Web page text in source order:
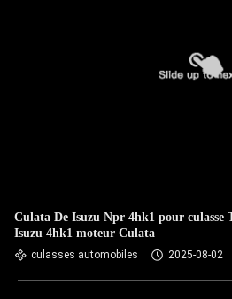
Culata De Isuzu Npr 4hk1 pour culasse
Isuzu 4hk1 moteur Culata
culasses automobiles 2025-08-02